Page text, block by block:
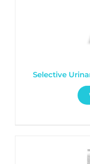
Selective